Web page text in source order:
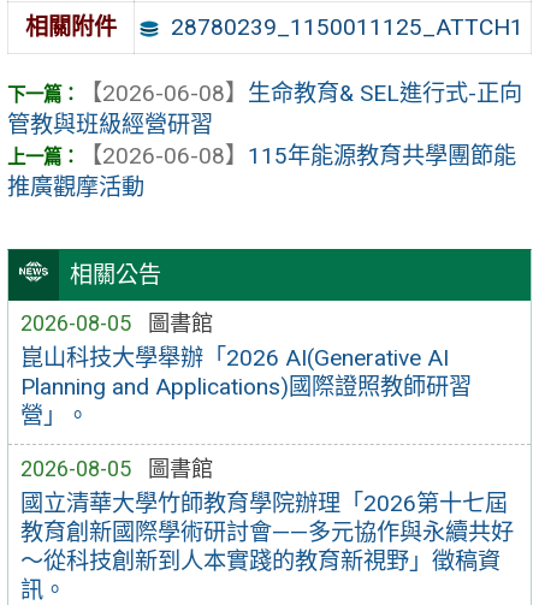
相關公告
2026-08-05 圖書館
崑山科技大學舉辦「2026 AI(Generative AI
Planning and Applications)國際證照教師研習
營」。
2026-08-05 圖書館
國立清華大學竹師教育學院辦理「2026第十七屆
教育創新國際學術研討會——多元協作與永續共好
～從科技創新到人本實踐的教育新視野」徵稿資
訊。
相關附件 28780239_1150011125_ATTCH1
【2026-06-08】 生命教育& SEL進行式-正向
管教與班級經營研習
【2026-06-08】 115年能源教育共學團節能
推廣觀摩活動